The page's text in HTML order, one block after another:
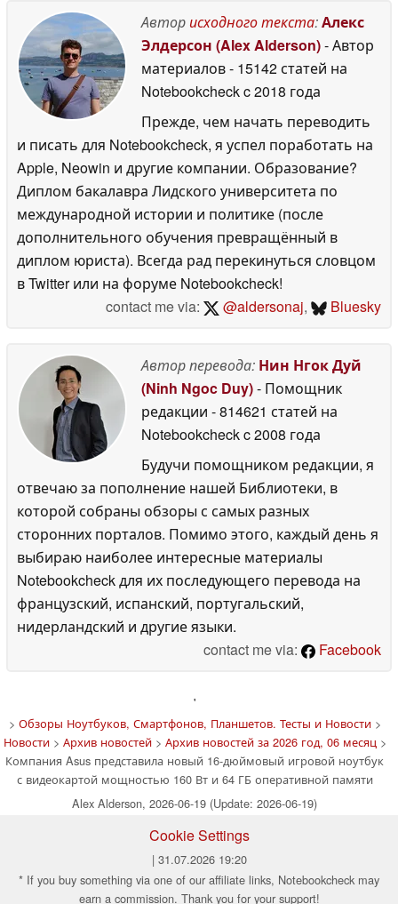
Авторисходного текста:Алекс
Элдерсон (Alex Alderson)- Автор
материалов- 15142 статей на
Notebookcheckc 2018 года
Прежде, чем начать переводить
и писать для Notebookcheck, я успел поработать на
Apple, Neowin и другие компании. Образование?
Диплом бакалавра Лидского университета по
международной истории и политике (после
дополнительного обучения превращённый в
диплом юриста). Всегда рад перекинуться словцом
в Twitter или на форуме Notebookcheck!
contact me via:
@aldersonaj, Bluesky
Автор перевода: Нин Нгок Дуй
(Ninh Ngoc Duy)- Помощник
редакции - 814621 статей на
Notebookcheckc 2008 года
Будучи помощником редакции, я
отвечаю за пополнение нашей Библиотеки, в
которой собраны обзоры с самых разных
сторонних порталов. Помимо этого, каждый день я
выбираю наиболее интересные материалы
Notebookcheck для их последующего перевода на
французский, испанский, португальский,
нидерландский и другие языки.
contact me via:
Facebook
'
> Обзоры Ноутбуков, Смартфонов, Планшетов. Тесты и Новости>
Новости> Архив новостей> Архив новостей за 2026 год, 06 месяц>
Компания Asus представила новый 16-дюймовый игровой ноутбук
с видеокартой мощностью 160 Вт и 64 ГБ оперативной памяти
Alex Alderson, 2026-06-19 (Update: 2026-06-19)
Cookie Settings
| 31.07.2026 19:20
* If you buy something via one of our affiliate links, Notebookcheck may
earn a commission. Thank you for your support!